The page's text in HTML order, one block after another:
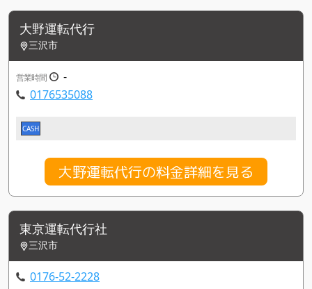
大野運転代行
三沢市
営業時間
-
0176535088
CASH
大野運転代行の料金詳細を見る
東京運転代行社
三沢市
0176-52-2228